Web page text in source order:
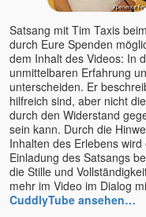
Ellen Kalwait-Borck u.
Slobodan
Ellie Roozdar
Ernst-Peter Flint
Evelin Rosenfeld
Florian Tathagata u. Julia
Schlosser
Francis Lucille
Friederike Hemsath
Gabriele Rudolph
Gaia
Ganga Mira
Satsang mit Tim Taxis beim
durch Eure Spenden
dem Inhalt des Videos: In
unmittelbaren Erfahrung
unterscheiden. Er
hilfreich sind, aber nicht
durch den Widerstand
sein kann. Durch die
Inhalten des Erlebens
Einladung des Satsangs
die Stille und
mehr im Video im
CuddlyTube ansehen…